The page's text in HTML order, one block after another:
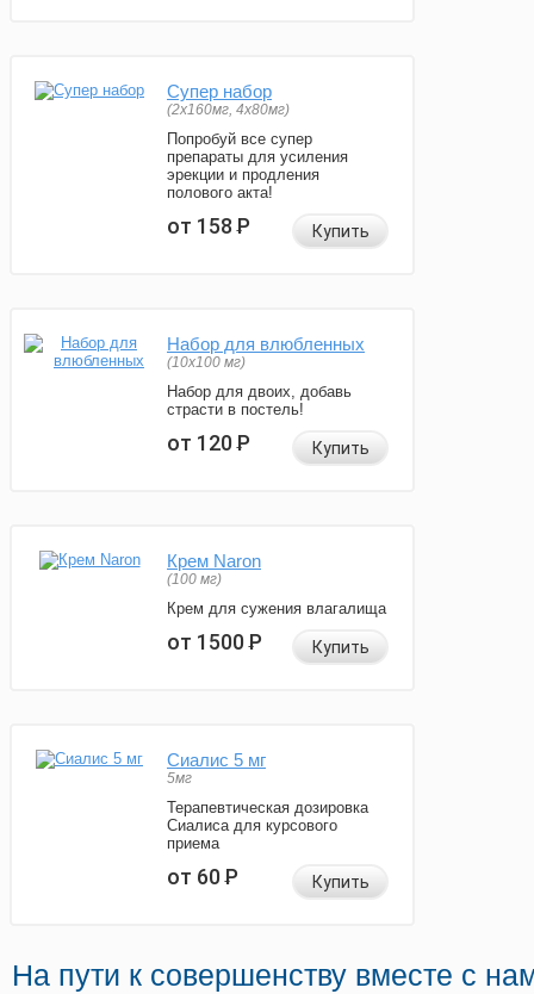
Супер набор
(2х160мг, 4х80мг)
Попробуй все супер
препараты для усиления
эрекции и продления
полового акта!
от 158Р Купить
Набор для влюбленных
(10х100 мг)
Набор для двоих, добавь
страсти в постель!
от 120Р Купить
Крем Naron
(100 мг)
Крем для сужения влагалища
от 1500Р Купить
Сиалис 5 мг
5мг
Терапевтическая дозировка
Сиалиса для курсового
приема
от 60Р Купить
На пути к совершенству вместе с